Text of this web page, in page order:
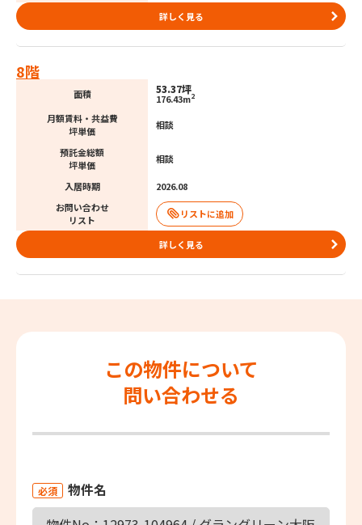
詳しく見る
8階
面積 53.37坪
176.43m2
月額賃料・共益費
坪単価
相談
預託金総額
坪単価
相談
入居時期
2026.08
お問い合わせ
リスト
詳しく見る
この物件について
問い合わせる
必須 物件名